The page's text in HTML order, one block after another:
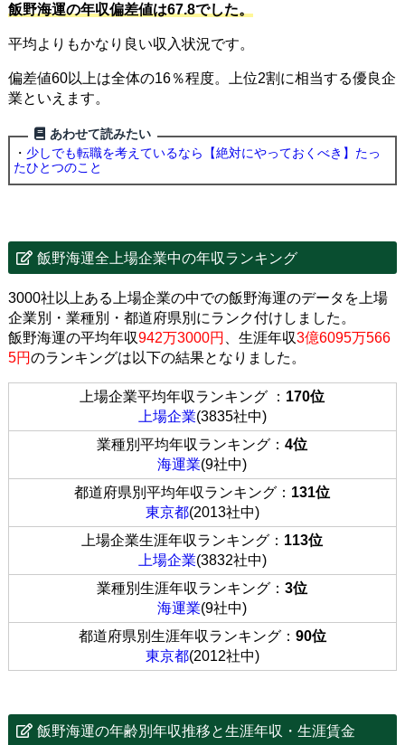
飯野海運の年収偏差値は67.8でした。
平均よりもかなり良い収入状況です。
偏差値60以上は全体の16％程度。上位2割に相当する優良企
業といえます。
あわせて読みたい
・ 少しでも転職を考えているなら【絶対にやっておくべき】たっ
たひとつのこと
飯野海運全上場企業中の年収ランキング
3000社以上ある上場企業の中での飯野海運のデータを上場
企業別・業種別・都道府県別にランク付けしました。
飯野海運の平均年収942万3000円 、生涯年収3億6095万566
5円のランキングは以下の結果となりました。
上場企業平均年収ランキング ： 170位
上場企業(3835社中)
業種別平均年収ランキング：4位
海運業(9社中)
都道府県別平均年収ランキング： 131位
東京都(2013社中)
上場企業生涯年収ランキング： 113位
上場企業(3832社中)
業種別生涯年収ランキング：3位
海運業(9社中)
都道府県別生涯年収ランキング： 90位
東京都(2012社中)
飯野海運の年齢別年収推移と生涯年収・生涯賃金